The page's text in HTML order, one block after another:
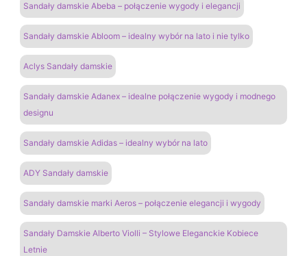
Sandały damskie Abeba – połączenie wygody i elegancji
Sandały damskie Abloom – idealny wybór na lato i nie tylko
Aclys Sandały damskie
Sandały damskie Adanex – idealne połączenie wygody i modnego
designu
Sandały damskie Adidas – idealny wybór na lato
ADY Sandały damskie
Sandały damskie marki Aeros – połączenie elegancji i wygody
Sandały Damskie Alberto Violli – Stylowe Eleganckie Kobiece
Letnie